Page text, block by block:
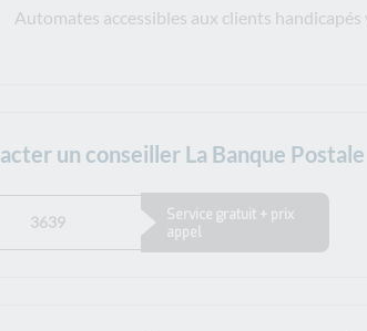
Automates accessibles aux clients handicapés
un conseiller La Banque Postale
3639
Service gratuit + prix
appel